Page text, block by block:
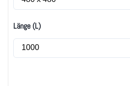
Länge (L)